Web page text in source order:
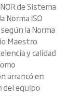
de Sistema
Norma ISO
la Norma
Maestro
y calidad
arrancó en
del equipo